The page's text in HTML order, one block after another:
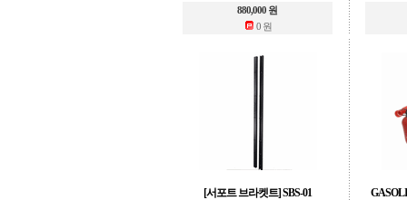
880,000 원
0 원
[서포트 브라켓트] SBS-01